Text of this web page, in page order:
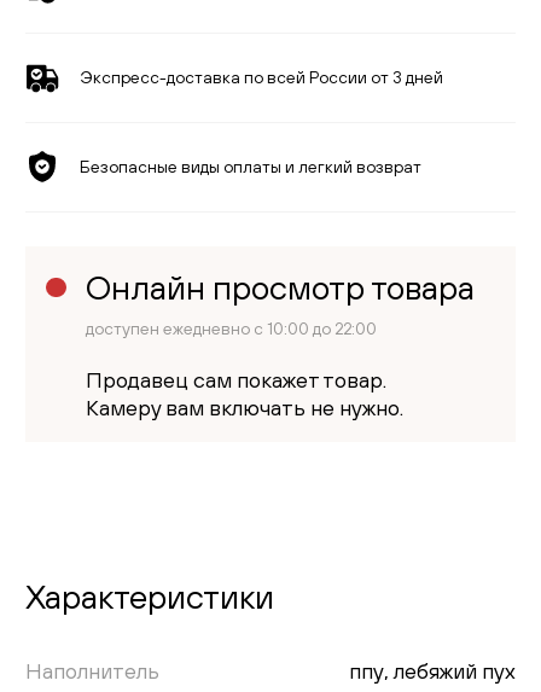
Экспресс-доставка по всей России от 3 дней
Безопасные виды оплаты и легкий возврат
Онлайн просмотр товара
доступен ежедневно с 10:00 до 22:00
Продавец сам покажет товар.
Камеру вам включать не нужно.
Характеристики
Наполнитель ппу, лебяжий пух